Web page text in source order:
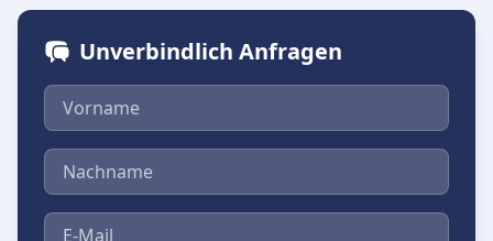
Unverbindlich Anfragen
Vorname
Nachname
E-Mail